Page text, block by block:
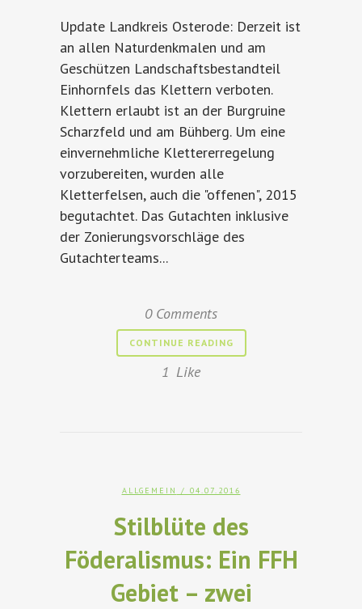
Update Landkreis Osterode: Derzeit ist
an allen Naturdenkmalen und am
Geschützen Landschaftsbestandteil
Einhornfels das Klettern verboten.
Klettern erlaubt ist an der Burgruine
Scharzfeld und am Bühberg. Um eine
einvernehmliche Klettererregelung
vorzubereiten, wurden alle
Kletterfelsen, auch die "offenen", 2015
begutachtet. Das Gutachten inklusive
der Zonierungsvorschläge des
Gutachterteams...
0 Comments
CONTINUE READING
1 Like
ALLGEMEIN / 04.07.2016
Stilblüte des
Föderalismus: Ein FFH
Gebiet – zwei